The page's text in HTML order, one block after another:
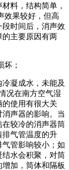
料，结构简单，
效果较好，但高
时间后，消声效
主要原因有两
；
凝成水，未能及
况在南方空气湿
使用有很大关
声器的影响。当
较冷的消声器筒
气管温度的升
管影响较小；如
水会积聚，对筒
加，筒体和隔板